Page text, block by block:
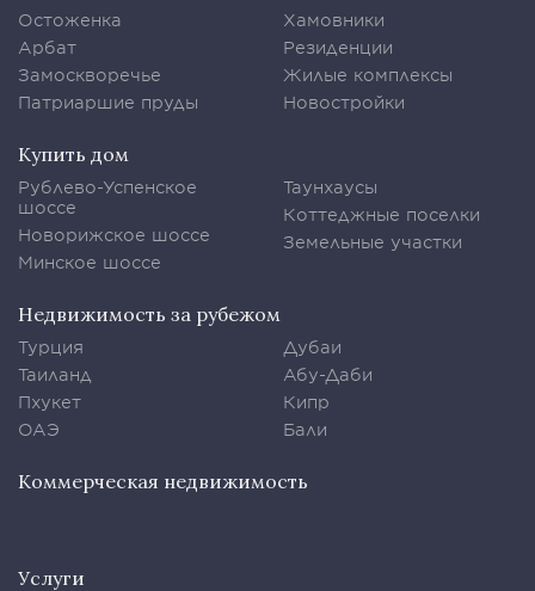
Остоженка
Арбат
Замоскворечье
Патриаршие пруды
Хамовники
Резиденции
Жилые комплексы
Новостройки
Купить дом
Рублево-Успенское
шоссе
Новорижское шоссе
Минское шоссе
Таунхаусы
Коттеджные поселки
Земельные участки
Недвижимость за рубежом
Турция
Таиланд
Пхукет
ОАЭ
Дубаи
Абу-Даби
Кипр
Бали
Коммерческая недвижимость
Услуги